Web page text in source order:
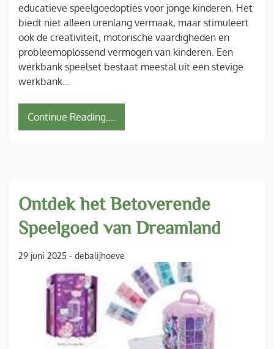
educatieve speelgoedopties voor jonge kinderen. Het
biedt niet alleen urenlang vermaak, maar stimuleert
ook de creativiteit, motorische vaardigheden en
probleemoplossend vermogen van kinderen. Een
werkbank speelset bestaat meestal uit een stevige
werkbank…
Continue Reading....
Ontdek het Betoverende
Speelgoed van Dreamland
29 juni 2025 - debalijhoeve